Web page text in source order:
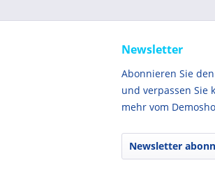
Newsletter
Abonnieren Sie
und verpassen Sie
mehr vom
Newsletter